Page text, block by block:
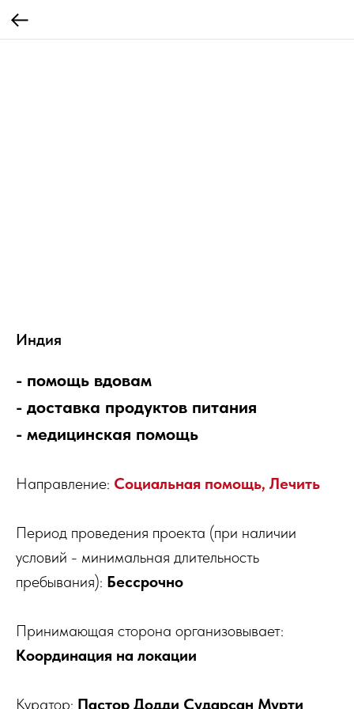
Индия
- помощь вдовам
- доставка продуктов питания
- медицинская помощь
Направление: Социальная помощь, Лечить
Период проведения проекта (при наличии
условий - минимальная длительность
пребывания): Бессрочно
Принимающая сторона организовывает:
Координация на локации
Куратор: Пастор Додди Сударсан Мурти